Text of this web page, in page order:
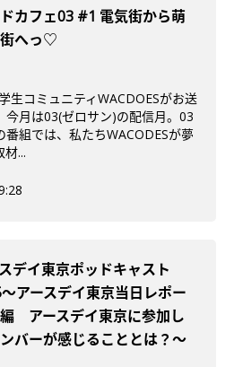
カフェ03 #1 電気街から萌
へっ♡
生コミュニティWACDOESがお送
今月は03(ゼロサン)の配信月。03
組では、私たちWACODESが夢
...
デイ東京ポッドキャスト
アースデイ東京当日レポー
編 アースデイ東京に参加し
バーが感じることとは？〜